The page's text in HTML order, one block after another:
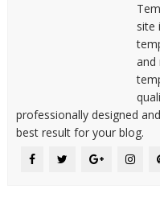
site
and
professionally designed
best result for your blog.